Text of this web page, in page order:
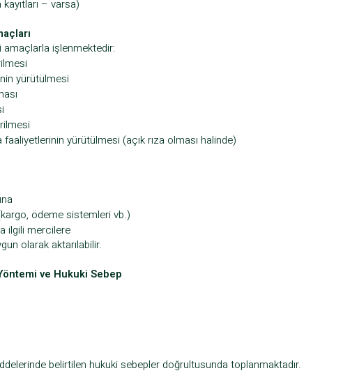
– varsa)
amaçlarla işlenmektedir:
yürütülmesi
yürütülmesi (açık rıza olması halinde)
ödeme sistemleri vb.)
ilgili mercilere
olarak aktarılabilir.
ve Hukuki Sebep
belirtilen hukuki sebepler doğrultusunda toplanmaktadır.